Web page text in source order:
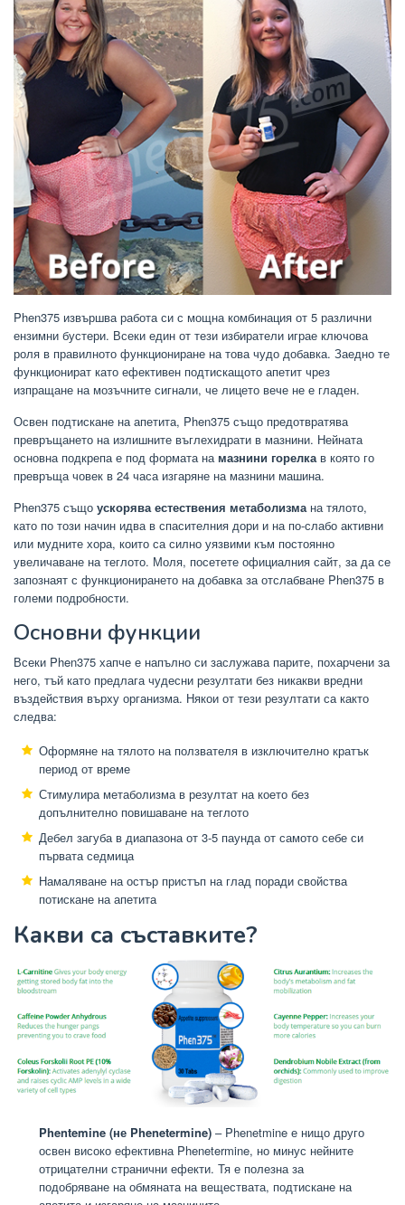
Phen375 извършва работа си с мощна комбинация от 5 различни
ензимни бустери. Всеки един от тези избиратели играе ключова
роля в правилното функциониране на това чудо добавка. Заедно те
функционират като ефективен подтискащото апетит чрез
изпращане на мозъчните сигнали, че лицето вече не е гладен.
Освен подтискане на апетита, Phen375 също предотвратява
превръщането на излишните въглехидрати в мазнини. Нейната
основна подкрепа е под формата на мазнини горелка в която го
превръща човек в 24 часа изгаряне на мазнини машина.
Phen375 също ускорява естествения метаболизма на тялото,
като по този начин идва в спасителния дори и на по-слабо активни
или мудните хора, които са силно уязвими към постоянно
увеличаване на теглото. Моля, посетете официалния сайт, за да се
запознаят с функционирането на добавка за отслабване Phen375 в
големи подробности.
Основни функции
Всеки Phen375 хапче е напълно си заслужава парите, похарчени за
него, тъй като предлага чудесни резултати без никакви вредни
въздействия върху организма. Някои от тези резултати са както
следва:
Оформяне на тялото на ползвателя в изключително кратък
период от време
Стимулира метаболизма в резултат на което без
допълнително повишаване на теглото
Дебел загуба в диапазона от 3-5 паунда от самото себе си
първата седмица
Намаляване на остър пристъп на глад поради свойства
потискане на апетита
Какви са съставките?
Phentemine (не Phenetermine) – Phenetmine е нищо друго
освен високо ефективна Phenetermine, но минус нейните
отрицателни странични ефекти. Тя е полезна за
подобряване на обмяната на веществата, подтискане на